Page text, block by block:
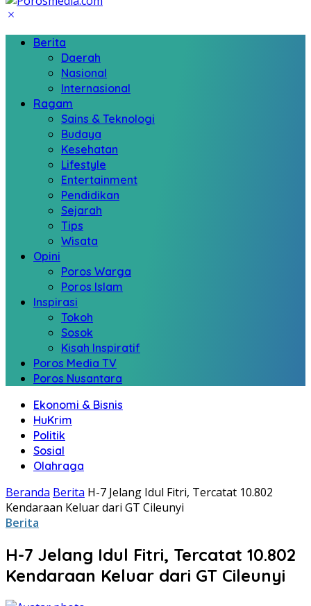
Berita
Daerah
Nasional
Internasional
Ragam
Sains & Teknologi
Budaya
Kesehatan
Lifestyle
Entertainment
Pendidikan
Sejarah
Tips
Wisata
Opini
Poros Warga
Poros Islam
Inspirasi
Tokoh
Sosok
Kisah Inspiratif
Poros Media TV
Poros Nusantara
Ekonomi & Bisnis
HuKrim
Politik
Sosial
Olahraga
Beranda Berita H-7 Jelang Idul Fitri, Tercatat 10.802
Kendaraan Keluar dari GT Cileunyi
Berita
H-7 Jelang Idul Fitri, Tercatat 10.802
Kendaraan Keluar dari GT Cileunyi